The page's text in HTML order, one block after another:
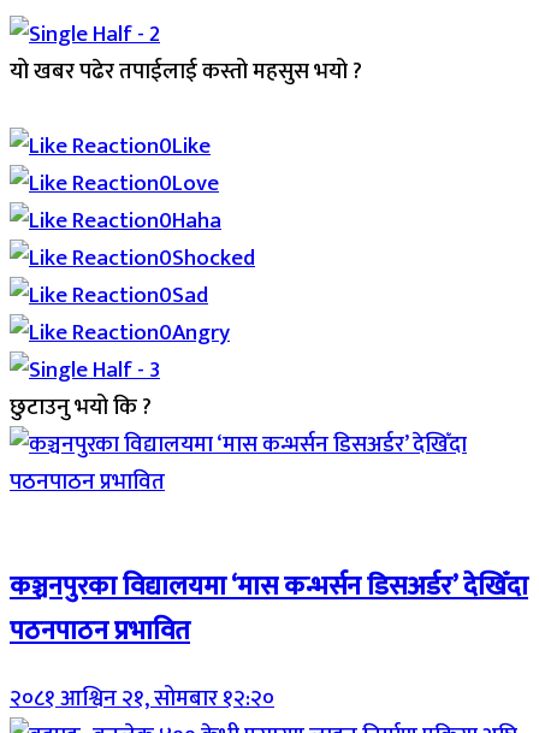
यो खबर पढेर तपाईलाई कस्तो महसुस भयो ?
0Like
0Love
0Haha
0Shocked
0Sad
0Angry
छुटाउनु भयो कि ?
कञ्चनपुरका विद्यालयमा ‘मास कन्भर्सन डिसअर्डर’ देखिँदा
पठनपाठन प्रभावित
२०८१ आश्विन २१, सोमबार १२:२०